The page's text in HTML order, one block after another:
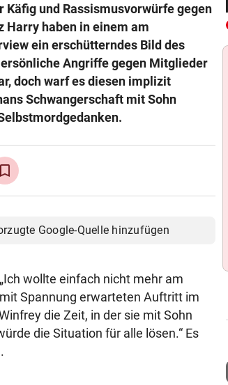
und Rassismusvorwürfe gegen
Harry haben in einem am
ein erschütterndes Bild des
Angriffe gegen Mitglieder
doch warf es diesen implizit
Schwangerschaft mit Sohn
Google-Quelle hinzufügen
wollte einfach nicht mehr am
Spannung erwarteten Auftritt im
die Zeit, in der sie mit Sohn
die Situation für alle lösen.“ Es